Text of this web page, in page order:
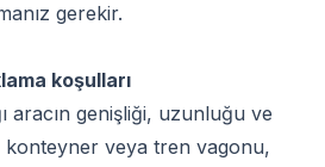
gerekir.
koşulları
aracın genişliği, uzunluğu ve
veya tren vagonu,